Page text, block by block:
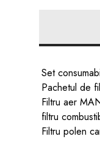
Set
Pachetul de
Filtru aer
filtru
Filtru polen